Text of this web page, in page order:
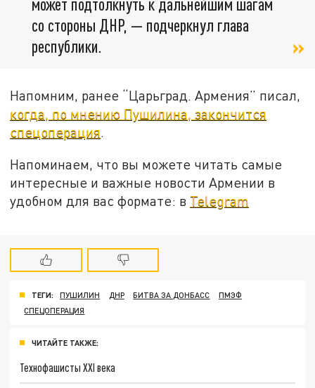
со стороны ДНР, — подчеркнул глава
республики.
Напомним, ранее “Царьград. Армения” писал,
когда, по мнению Пушилина, закончится
спецоперация.
Напоминаем, что вы можете читать самые
интересные и важные новости Армении в
удобном для вас формате: в Telegram
ТЕГИ: ПУШИЛИН ДНР БИТВА ЗА ДОНБАСС
ПМЭФ
СПЕЦОПЕРАЦИЯ
ЧИТАЙТЕ ТАКЖЕ:
Технофашисты XXI века